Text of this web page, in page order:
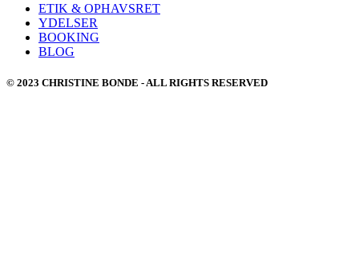
ETIK & OPHAVSRET
YDELSER
BOOKING
BLOG
© 2023 CHRISTINE BONDE - ALL RIGHTS RESERVED